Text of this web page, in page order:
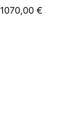
1070,00 €